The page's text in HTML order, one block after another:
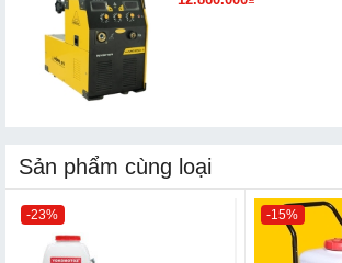
Sản phẩm cùng loại
-23% -15%